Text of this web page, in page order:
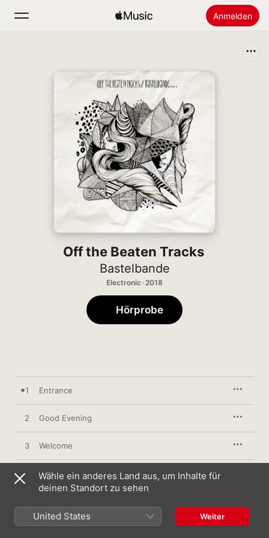
Anmelden
Apple Music installieren
Off the Beaten Tracks
Bastelbande
Electronic · 2018
Hörprobe
1 Entrance
2 Good Evening
3 Welcome
4 Colourblind
6 From the Stars
Wähle ein anderes Land aus, um Inhalte für
deinen Standort zu sehen
United States Weiter